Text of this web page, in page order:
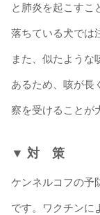
と肺炎を起こすこ
落ちている犬では
また、似たような
あるため、咳が長
察を受けることが
▼ 対 策
ケンネルコフの予
です。ワクチンに